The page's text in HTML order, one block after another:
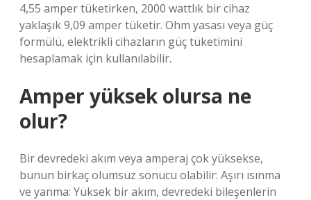
4,55 amper tüketirken, 2000 wattlık bir cihaz
yaklaşık 9,09 amper tüketir. Ohm yasası veya güç
formülü, elektrikli cihazların güç tüketimini
hesaplamak için kullanılabilir.
Amper yüksek olursa ne
olur?
Bir devredeki akım veya amperaj çok yüksekse,
bunun birkaç olumsuz sonucu olabilir: Aşırı ısınma
ve yanma: Yüksek bir akım, devredeki bileşenlerin